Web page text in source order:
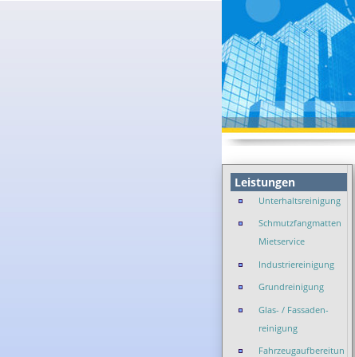
Leistungen
Unterhaltsreinigung
Schmutzfangmatten
Mietservice
Industriereinigung
Grundreinigung
Glas- / Fassaden-
reinigung
Fahrzeugaufbereitun